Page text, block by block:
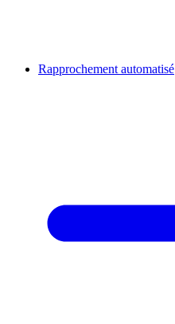
Rapprochement automatisé